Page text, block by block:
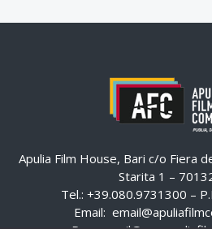
Apulia Film House, Bari c/o Fiera
Starita 1 –
Tel.: +39.080.9731300 –
Email: